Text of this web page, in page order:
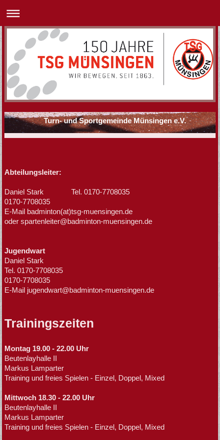
Turn- und Sportgemeinde Münsingen e.V.
Abteilungsleiter:
Daniel Stark Tel. 0170-7708035
0170-7708035
E-Mail badminton(at)tsg-muensingen.de
oder spartenleiter@badminton-muensingen.de
Jugendwart
Daniel Stark
Tel. 0170-7708035
0170-7708035
E-Mail jugendwart@badminton-muensingen.de
Trainingszeiten
Montag 19.00 - 22.00 Uhr
Beutenlayhalle II
Markus Lamparter
Training und freies Spielen - Einzel, Doppel, Mixed
Mittwoch 18.30 - 22.00 Uhr
Beutenlayhalle II
Markus Lamparter
Training und freies Spielen - Einzel, Doppel, Mixed